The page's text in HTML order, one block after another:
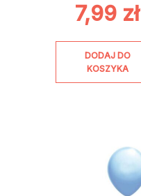
7,99 zł
DODAJ DO
KOSZYKA